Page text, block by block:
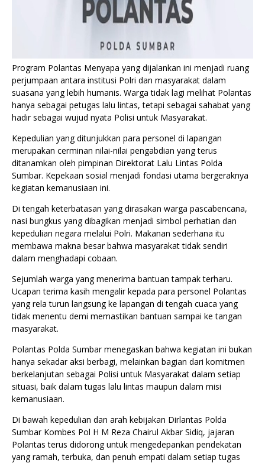
Program Polantas Menyapa yang dijalankan ini menjadi ruang
perjumpaan antara institusi Polri dan masyarakat dalam
suasana yang lebih humanis. Warga tidak lagi melihat Polantas
hanya sebagai petugas lalu lintas, tetapi sebagai sahabat yang
hadir sebagai wujud nyata Polisi untuk Masyarakat.
Kepedulian yang ditunjukkan para personel di lapangan
merupakan cerminan nilai-nilai pengabdian yang terus
ditanamkan oleh pimpinan Direktorat Lalu Lintas Polda
Sumbar. Kepekaan sosial menjadi fondasi utama bergeraknya
kegiatan kemanusiaan ini.
Di tengah keterbatasan yang dirasakan warga pascabencana,
nasi bungkus yang dibagikan menjadi simbol perhatian dan
kepedulian negara melalui Polri. Makanan sederhana itu
membawa makna besar bahwa masyarakat tidak sendiri
dalam menghadapi cobaan.
Sejumlah warga yang menerima bantuan tampak terharu.
Ucapan terima kasih mengalir kepada para personel Polantas
yang rela turun langsung ke lapangan di tengah cuaca yang
tidak menentu demi memastikan bantuan sampai ke tangan
masyarakat.
Polantas Polda Sumbar menegaskan bahwa kegiatan ini bukan
hanya sekadar aksi berbagi, melainkan bagian dari komitmen
berkelanjutan sebagai Polisi untuk Masyarakat dalam setiap
situasi, baik dalam tugas lalu lintas maupun dalam misi
kemanusiaan.
Di bawah kepedulian dan arah kebijakan Dirlantas Polda
Sumbar Kombes Pol H M Reza Chairul Akbar Sidiq, jajaran
Polantas terus didorong untuk mengedepankan pendekatan
yang ramah, terbuka, dan penuh empati dalam setiap tugas